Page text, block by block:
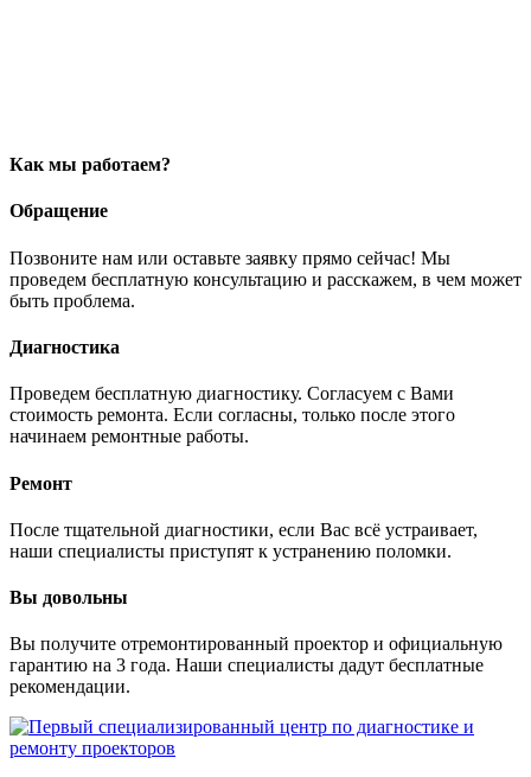
Как мы работаем?
Обращение
Позвоните нам или оставьте заявку прямо сейчас! Мы
проведем бесплатную консультацию и расскажем, в чем может
быть проблема.
Диагностика
Проведем бесплатную диагностику. Согласуем с Вами
стоимость ремонта. Если согласны, только после этого
начинаем ремонтные работы.
Ремонт
После тщательной диагностики, если Вас всё устраивает,
наши специалисты приступят к устранению поломки.
Вы довольны
Вы получите отремонтированный проектор и официальную
гарантию на 3 года. Наши специалисты дадут бесплатные
рекомендации.